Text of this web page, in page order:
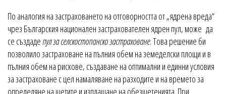
По аналогия на застраховането на отговорността от „ядрена вреда“
чрез Българския национален застрахователен ядрен пул, може да
се създадепул за селскостопанско застраховане. Това решение би
позволило застраховане на пълния обем на земеделски площи и в
пълния обем на рискове, създаване на оптимални и единни условия
за застраховане с цел намаляване на разходите и на времето за
определяне на щетите и изплащане на обезщетенията. При